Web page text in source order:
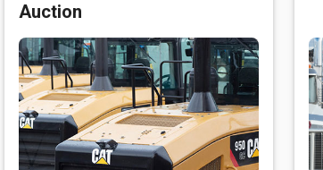
Auction